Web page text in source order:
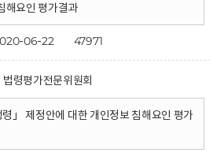
해요인 평가결과
06-22 47971
법령평가전문위원회
령」 제정안에 대한 개인정보 침해요인 평가